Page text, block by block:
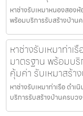
หาช่างรับเหมาหนองสอง
พร้อมบริการรับสร้างบ้าน
หาช่างรับเหมาท่าเ
มาตรฐาน พร้อมบริ
คุ้มค่า รับเหมาสร้า
หาช่างรับเหมาท่าเรือ ดำ
บริการรับสร้างบ้านครบว